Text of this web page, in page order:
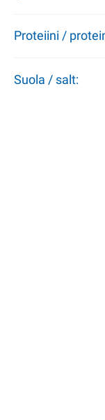
Proteiini /
Suola / salt: